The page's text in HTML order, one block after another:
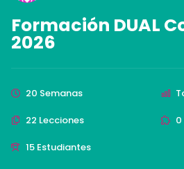
Formación DUAL
2026
20 Semanas
22 Lecciones
15 Estudiantes